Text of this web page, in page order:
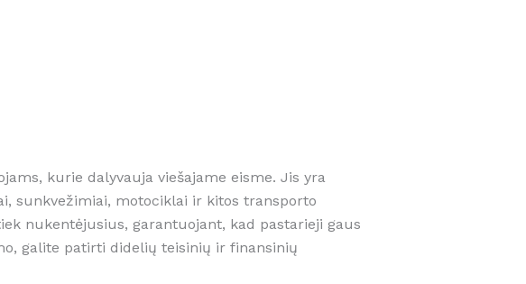
kurie dalyvauja viešajame eisme. Jis yra
sunkvežimiai, motociklai ir kitos transporto
nukentėjusius, garantuojant, kad pastarieji gaus
galite patirti didelių teisinių ir finansinių